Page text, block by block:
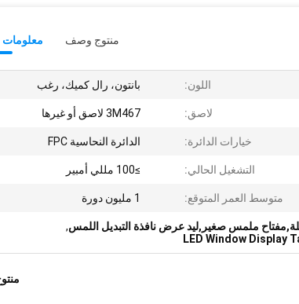
معلومات منتوج وصف
اللون: بانتون، رال كميك، رغب
لاصق: 3M467 لاصق أو غيرها
خيارات الدائرة: الدائرة النحاسية FPC
التشغيل الحالي: ≥100 مللي أمبير
متوسط العمر المتوقع: 1 مليون دورة
ملمس صغير,ليد عرض نافذة التبديل اللمس,
LED Window Display